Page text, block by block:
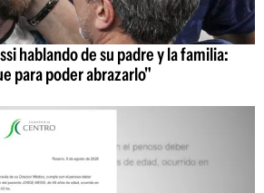
hablando de su padre y la familia:
para poder abrazarlo"